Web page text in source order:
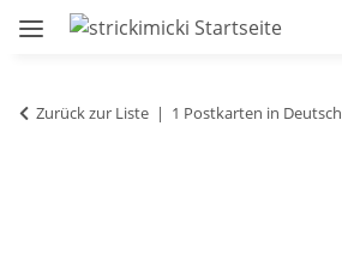
Zurück zur Liste 1 Postkarten in Deutsch